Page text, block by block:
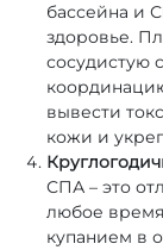
бассейна и
здоровье.
сосудистую
вывести
кожи и
СПА – это
любое
купанием в